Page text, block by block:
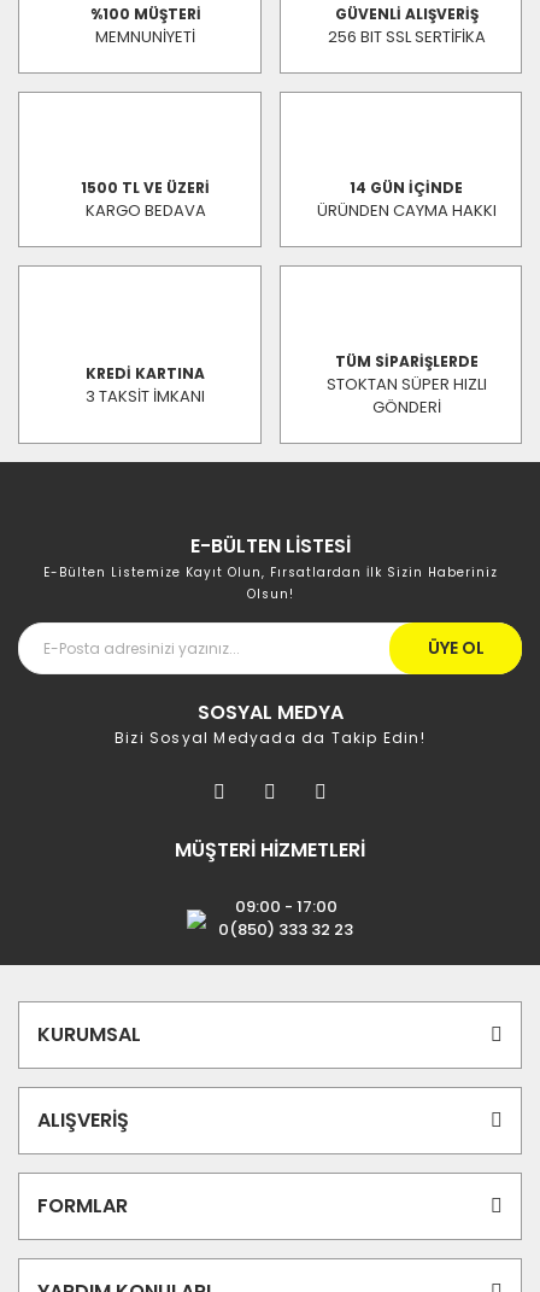
%100 MÜŞTERİ
MEMNUNİYETİ
GÜVENLİ ALIŞVERİŞ
256 BIT SSL SERTİFİKA
1500 TL VE ÜZERİ
KARGO BEDAVA
14 GÜN İÇİNDE
ÜRÜNDEN CAYMA HAKKI
KREDİ KARTINA
3 TAKSİT İMKANI
TÜM SİPARİŞLERDE
STOKTAN SÜPER HIZLI
GÖNDERİ
E-BÜLTEN LİSTESİ
E-Bülten Listemize Kayıt Olun, Fırsatlardan İlk Sizin Haberiniz
Olsun!
ÜYE OL
SOSYAL MEDYA
Bizi Sosyal Medyada da Takip Edin!
MÜŞTERİ HİZMETLERİ
09:00 - 17:00
0(850) 333 32 23
KURUMSAL
ALIŞVERİŞ
FORMLAR